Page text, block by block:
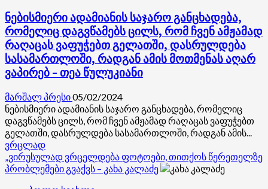
გომელაური
ნებისმიერი ადამიანის საჯარო განცხადება,
რომელიც დაგვწამებს ცილს, რომ ჩვენ ამჟამად
რაღაცას ვაფუჭებთ გელათში, დასრულდება
სასამართლოში, რადგან ამის მოთმენას აღარ
ვაპირებ – თეა წულუკიანი
მარშალ პრესი05/02/2024
ნებისმიერი ადამიანის საჯარო განცხადება, რომელიც
დაგვწამებს ცილს, რომ ჩვენ ამჟამად რაღაცას ვაფუჭებთ
გელათში, დასრულდება სასამართლოში, რადგან ამის...
ვრცლადRead
more
about
ნებისმიერი
„ვირუსულად ვრცელდება ფოტოები, თითქოს წერეთელზე
პრობლემები გვაქვს – კახა კალაძე